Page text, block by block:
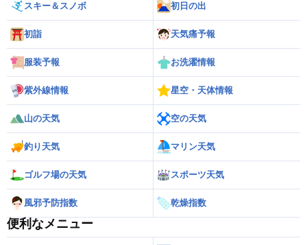
スキー＆スノボ 初日の出
初詣 天気痛予報
服装予報 お洗濯情報
紫外線情報 星空・天体情報
山の天気 空の天気
釣り天気 マリン天気
ゴルフ場の天気 スポーツ天気
風邪予防指数 乾燥指数
便利なメニュー